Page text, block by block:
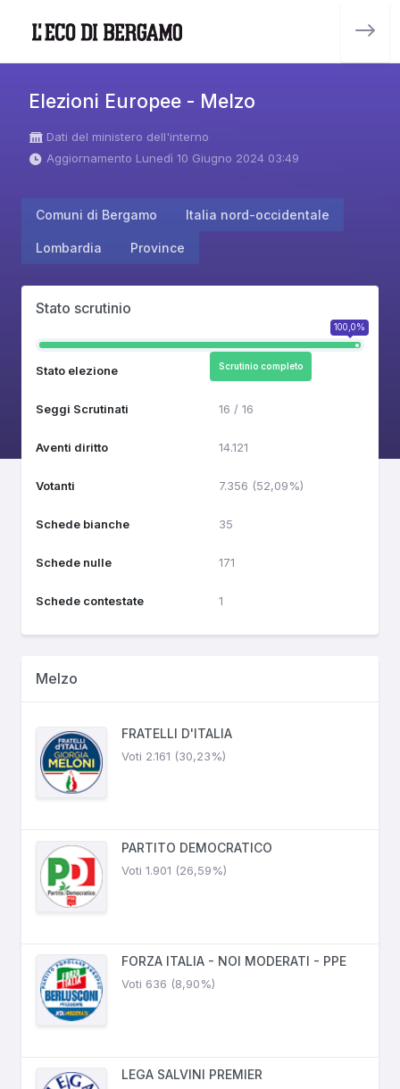
Elezioni Europee - Melzo
Dati del ministero dell'interno
Aggiornamento Lunedì 10 Giugno 2024 03:49
Comuni di Bergamo Italia nord-occidentale
Lombardia Province
Stato scrutinio
100,0%
Stato elezione Scrutinio completo
Seggi Scrutinati 16 / 16
Aventi diritto 14.121
Votanti 7.356 (52,09%)
Schede bianche 35
Schede nulle 171
Schede contestate 1
Melzo
FRATELLI D'ITALIA
Voti 2.161 (30,23%)
PARTITO DEMOCRATICO
Voti 1.901 (26,59%)
FORZA ITALIA - NOI MODERATI - PPE
Voti 636 (8,90%)
LEGA SALVINI PREMIER